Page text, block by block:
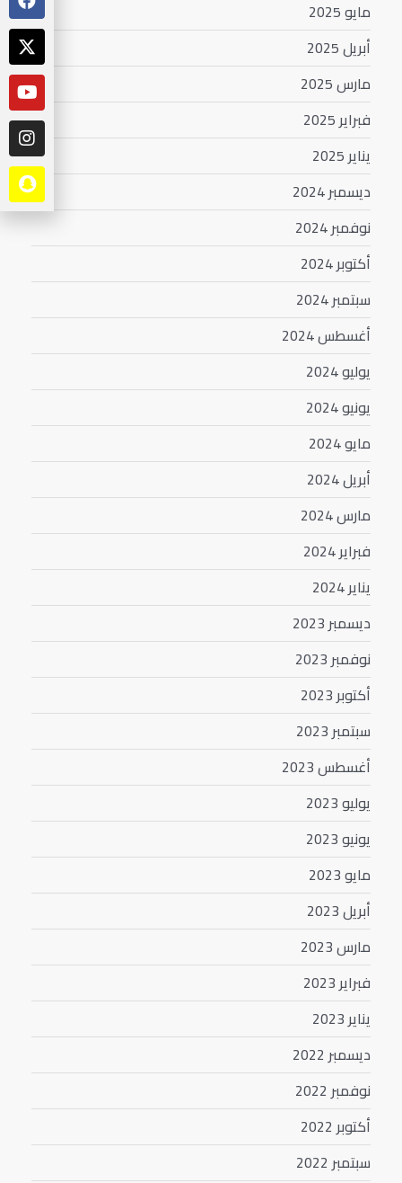
مايو 2025
أبريل 2025
مارس 2025
فبراير 2025
يناير 2025
ديسمبر 2024
نوفمبر 2024
أكتوبر 2024
سبتمبر 2024
أغسطس 2024
يوليو 2024
يونيو 2024
مايو 2024
أبريل 2024
مارس 2024
فبراير 2024
يناير 2024
ديسمبر 2023
نوفمبر 2023
أكتوبر 2023
سبتمبر 2023
أغسطس 2023
يوليو 2023
يونيو 2023
مايو 2023
أبريل 2023
مارس 2023
فبراير 2023
يناير 2023
ديسمبر 2022
نوفمبر 2022
أكتوبر 2022
سبتمبر 2022